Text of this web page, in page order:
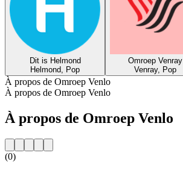
Dit is Helmond
Helmond, Pop
Omroep Venray
Venray, Pop
À propos de Omroep Venlo
À propos de Omroep Venlo
À propos de Omroep Venlo
(0)